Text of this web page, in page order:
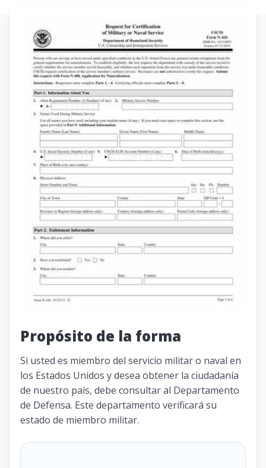
Propósito de la forma
Si usted es miembro del servicio militar o naval en
los Estados Unidos y desea obtener la ciudadanía
de nuestro país, debe consultar al Departamento
de Defensa. Este departamento verificará su
estado de miembro militar.